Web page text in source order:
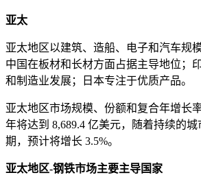
亚太
亚太地区以建筑、造船、电子和汽车规
中国在板材和长材方面占据主导地位；
和制造业发展；日本专注于优质产品。
亚太地区市场规模、份额和复合年增长
年将达到 8,689.4 亿美元，随着持续的
期，预计将增长 3.5%。
亚太地区-钢铁市场主要主导国家